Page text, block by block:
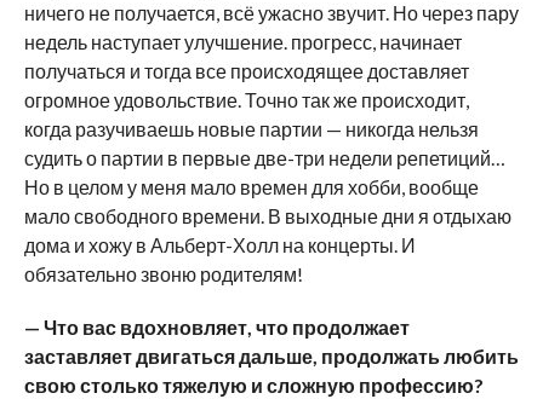
ничего не получается, всё ужасно звучит. Но через пару
недель наступает улучшение. прогресс, начинает
получаться и тогда все происходящее доставляет
огромное удовольствие. Точно так же происходит,
когда разучиваешь новые партии — никогда нельзя
судить о партии в первые две-три недели репетиций…
Но в целом у меня мало времен для хобби, вообще
мало свободного времени. В выходные дни я отдыхаю
дома и хожу в Альберт-Холл на концерты. И
обязательно звоню родителям!
— Что вас вдохновляет, что продолжает
заставляет двигаться дальше, продолжать любить
свою столько тяжелую и сложную профессию?